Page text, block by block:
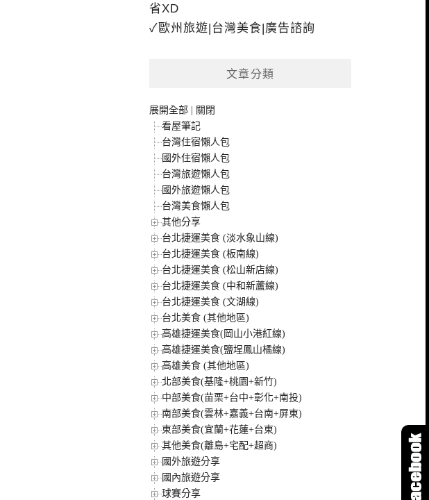
省XD
✓歐州旅遊|台灣美食|廣告諮詢
文章分類
展開全部
關閉
看屋筆記
台灣住宿懶人包
國外住宿懶人包
台灣旅遊懶人包
國外旅遊懶人包
台灣美食懶人包
其他分享
台北捷運美食 (淡水象山線)
台北捷運美食 (板南線)
台北捷運美食 (松山新店線)
台北捷運美食 (中和新蘆線)
台北捷運美食 (文湖線)
台北美食 (其他地區)
高雄捷運美食(岡山小港紅線)
高雄捷運美食(鹽埕鳳山橘線)
高雄美食 (其他地區)
北部美食(基隆+桃園+新竹)
中部美食(苗栗+台中+彰化+南投)
南部美食(雲林+嘉義+台南+屏東)
東部美食(宜蘭+花蓮+台東)
其他美食(離島+宅配+超商)
國外旅遊分享
國內旅遊分享
球賽分享